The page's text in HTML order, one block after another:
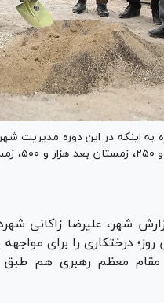
به اینکه در این دوره مدیریت
شهر، علیرضا زاکانی
درختکاری را برای
مقام معظم رهبری هم